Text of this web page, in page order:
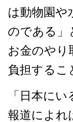
は動物園や
のである」
お金のやり
負担するこ
「日本に
報道によれ